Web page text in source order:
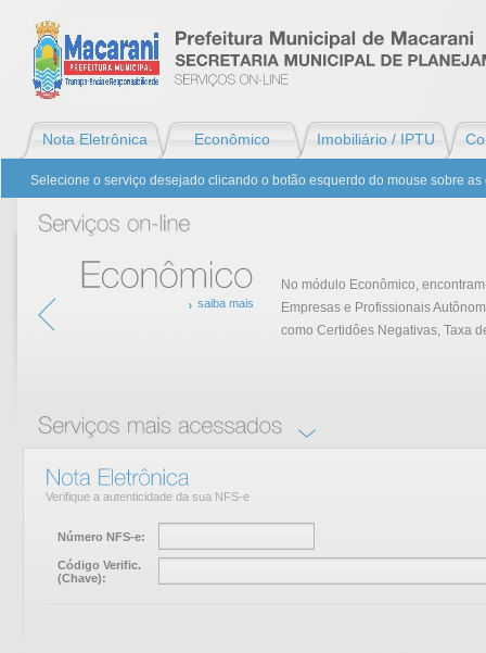
Nota Eletrônica Econômico Imobiliário / IPTU
Selecione o serviço desejado clicando o botão esquerdo do mouse sobre as
saiba mais
No módulo Econômico,
Empresas e Profissionais
como Certidôes Negativas, Taxa
Verifique a autenticidade da sua NFS-e
Número NFS-e:
Código Verific.
(Chave):